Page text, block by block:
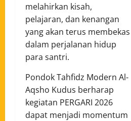
melahirkan kisah,
pelajaran, dan kenangan
yang akan terus membekas
dalam perjalanan hidup
para santri.
Pondok Tahfidz Modern Al-
Aqsho Kudus berharap
kegiatan PERGARI 2026
dapat menjadi momentum